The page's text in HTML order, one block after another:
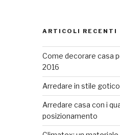
ARTICOLI RECENTI
Come decorare casa
2016
Arredare in stile
Arredare casa con i
posizionamento